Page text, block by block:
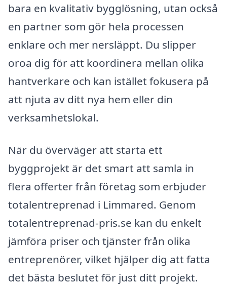
bara en kvalitativ bygglösning, utan också
en partner som gör hela processen
enklare och mer nersläppt. Du slipper
oroa dig för att koordinera mellan olika
hantverkare och kan istället fokusera på
att njuta av ditt nya hem eller din
verksamhetslokal.
När du överväger att starta ett
byggprojekt är det smart att samla in
flera offerter från företag som erbjuder
totalentreprenad i Limmared. Genom
totalentreprenad-pris.se kan du enkelt
jämföra priser och tjänster från olika
entreprenörer, vilket hjälper dig att fatta
det bästa beslutet för just ditt projekt.